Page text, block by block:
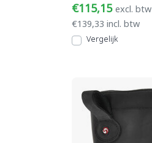
€115,15 excl. btw
€139,33 incl. btw
Vergelijk